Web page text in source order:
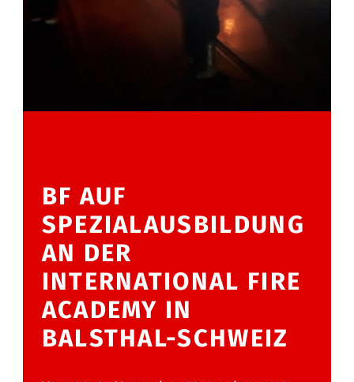
BF AUF
SPEZIALAUSBILDUNG
AN DER
INTERNATIONAL FIRE
ACADEMY IN
BALSTHAL-SCHWEIZ